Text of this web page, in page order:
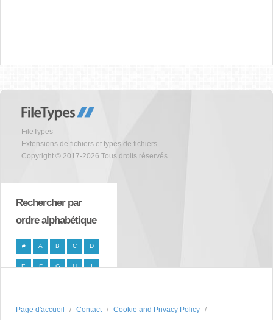
FileTypes
Extensions de fichiers et types de fichiers
Copyright © 2017-2026 Tous droits réservés
Rechercher par
ordre alphabétique
# A B C D
E F G H I
P S
Page d'accueil Contact Cookie and Privacy Policy